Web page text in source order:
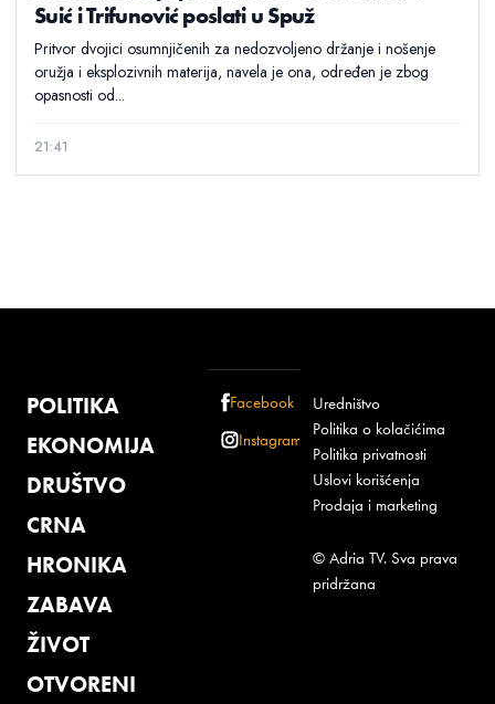
Suić i Trifunović poslati u Spuž
Pritvor dvojici osumnjičenih za nedozvoljeno držanje i nošenje
oružja i eksplozivnih materija, navela je ona, određen je zbog
opasnosti od...
21:41
POLITIKA
EKONOMIJA
DRUŠTVO
CRNA
HRONIKA
ZABAVA
ŽIVOT
OTVORENI
Facebook
Instagram
Uredništvo
Politika o kolačićima
Politika privatnosti
Uslovi korišćenja
Prodaja i marketing
© Adria TV. Sva prava
pridržana